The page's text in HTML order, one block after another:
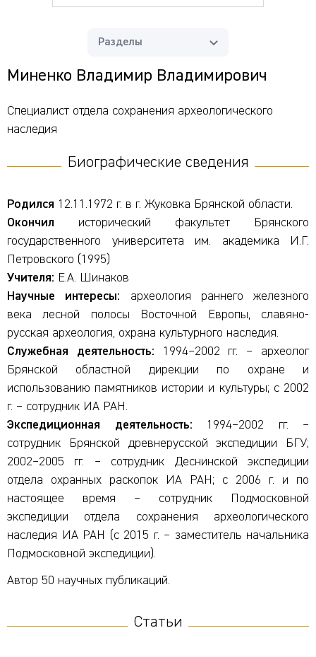
Разделы
Миненко Владимир Владимирович
Специалист отдела сохранения археологического
наследия
Биографические сведения
Родился 12.11.1972 г. в г. Жуковка Брянской области.
Окончил исторический факультет Брянского
государственного университета им. академика И.Г.
Петровского (1995)
Учителя: Е.А. Шинаков
Научные интересы: археология раннего железного
века лесной полосы Восточной Европы, славяно-
русская археология, охрана культурного наследия.
Служебная деятельность: 1994–2002 гг. – археолог
Брянской областной дирекции по охране и
использованию памятников истории и культуры; с 2002
г. – сотрудник ИА РАН.
Экспедиционная деятельность: 1994–2002 гг. –
сотрудник Брянской древнерусской экспедиции БГУ;
2002–2005 гг. – сотрудник Деснинской экспедиции
отдела охранных раскопок ИА РАН; с 2006 г. и по
настоящее время – сотрудник Подмосковной
экспедиции отдела сохранения археологического
наследия ИА РАН (с 2015 г. – заместитель начальника
Подмосковной экспедиции).
Автор 50 научных публикаций.
Статьи